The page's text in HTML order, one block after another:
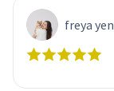
freya yen